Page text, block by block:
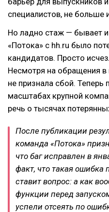
специалистов, не больше
Но ладно стаж — бывает и
«Потока» с hh.ru было
кандидатов. Просто
Несмотря на обращения
не признала сбой. Теперь
масштабах крупной
речь о тысячах
После публикации
команда «Потока»
что баг исправлен в
факт, что такая ошибка
ставит вопрос: а как
функции перед
успели отсеять по